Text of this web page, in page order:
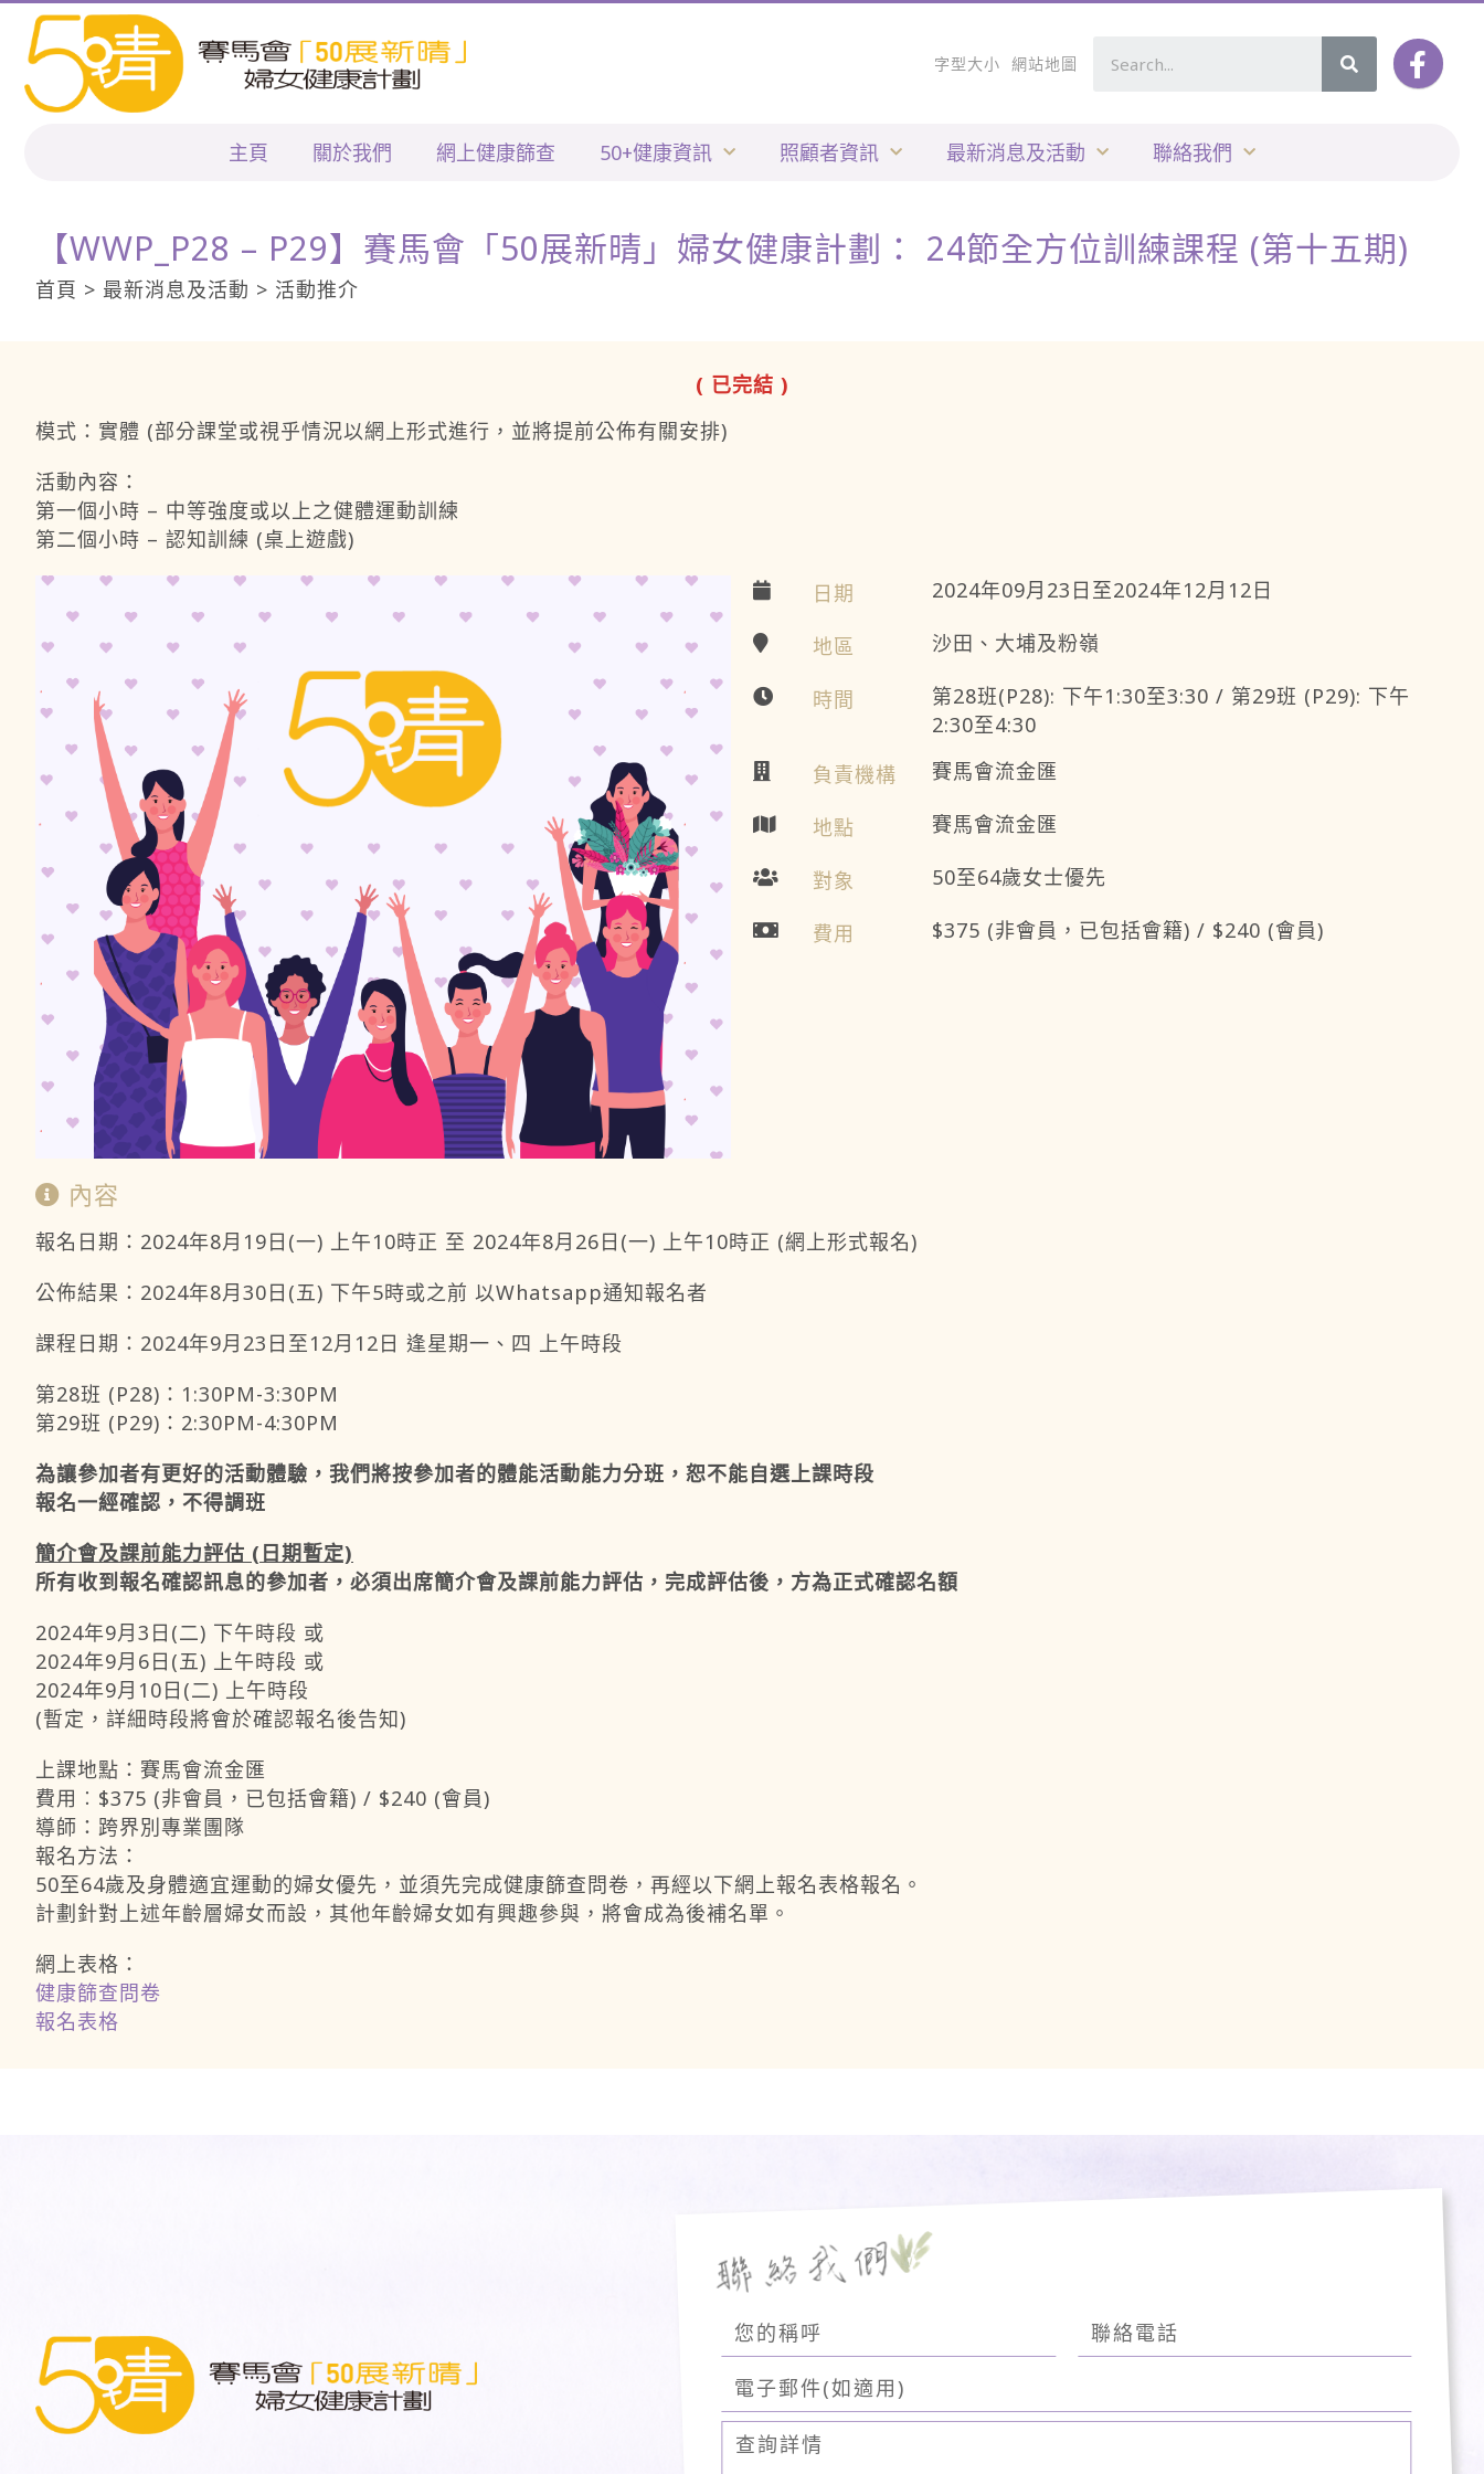
字型大小 網站地圖
主頁 關於我們 網上健康篩查 50+健康資訊 照顧者資訊 最新消息及活動 聯絡我們
【WWP_P28 – P29】賽馬會「50展新晴」婦女健康計劃： 24節全方位訓練課程 (第十五期)
首頁 > 最新消息及活動 > 活動推介
( 已完結 )
模式：實體 (部分課堂或視乎情況以網上形式進行，並將提前公佈有關安排)
活動內容：
第一個小時 – 中等強度或以上之健體運動訓練
第二個小時 – 認知訓練 (桌上遊戲)
日期 2024年09月23日至2024年12月12日
地區 沙田、大埔及粉嶺
時間
第28班(P28): 下午1:30至3:30 / 第29班 (P29): 下午
2:30至4:30
負責機構
賽馬會流金匯
地點 賽馬會流金匯
對象 50至64歲女士優先
費用 $375 (非會員，已包括會籍) / $240 (會員)
內容
報名日期：2024年8月19日(一) 上午10時正 至 2024年8月26日(一) 上午10時正 (網上形式報名)
公佈結果：2024年8月30日(五) 下午5時或之前 以Whatsapp通知報名者
課程日期：2024年9月23日至12月12日 逢星期一、四 上午時段
第28班 (P28)：1:30PM-3:30PM
第29班 (P29)：2:30PM-4:30PM
為讓參加者有更好的活動體驗，我們將按參加者的體能活動能力分班，恕不能自選上課時段
報名一經確認，不得調班
簡介會及課前能力評估 (日期暫定)
所有收到報名確認訊息的參加者，必須出席簡介會及課前能力評估，完成評估後，方為正式確認名額
2024年9月3日(二) 下午時段 或
2024年9月6日(五) 上午時段 或
2024年9月10日(二) 上午時段
(暫定，詳細時段將會於確認報名後告知)
上課地點： 賽馬會流金匯
費用︰ $375 (非會員，已包括會籍) / $240 (會員)
導師： 跨界別專業團隊
報名方法：
50至64歲及身體適宜運動的婦女優先，並須先完成健康篩查問卷，再經以下網上報名表格報名。
計劃針對上述年齡層婦女而設，其他年齡婦女如有興趣參與，將會成為後補名單。
網上表格：
健康篩查問卷
報名表格